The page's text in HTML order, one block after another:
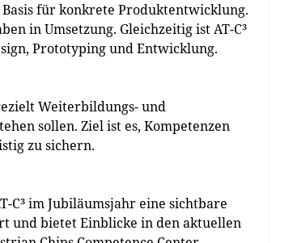
für konkrete Produktentwicklung.
in Umsetzung. Gleichzeitig ist AT-C³
Prototyping und Entwicklung.
Weiterbildungs- und
sollen. Ziel ist es, Kompetenzen
zu sichern.
C³ im Jubiläumsjahr eine sichtbare
und bietet Einblicke in den aktuellen